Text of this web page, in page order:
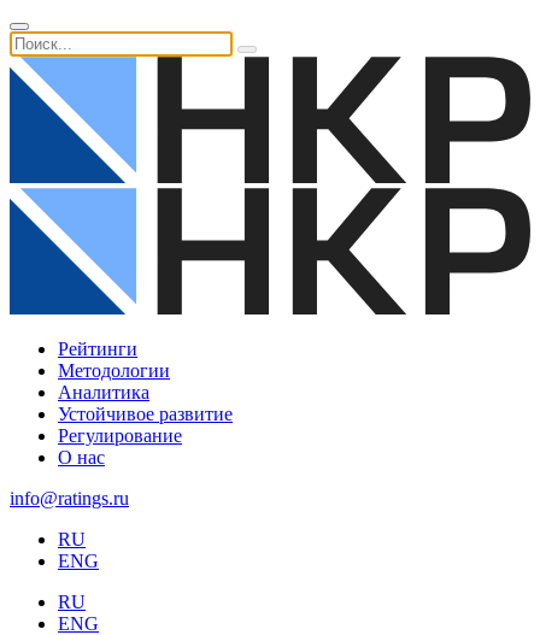
Рейтинги
Методологии
Аналитика
Устойчивое развитие
Регулирование
О нас
info@ratings.ru
RU
ENG
RU
ENG